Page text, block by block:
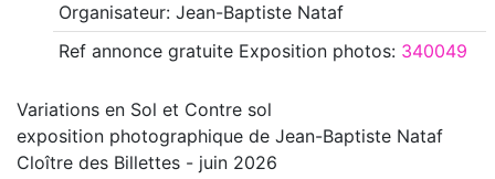
Organisateur: Jean-Baptiste Nataf
Ref annoncegratuite Exposition photos: 340049
Variations en Sol et Contre sol
exposition photographique de Jean-Baptiste Nataf
Cloître des Billettes - juin 2026